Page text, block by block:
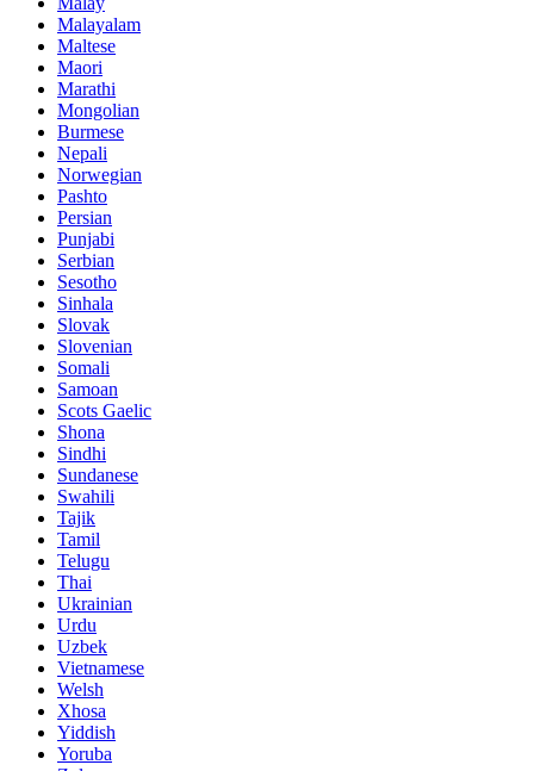
Malayalam
Maltese
Maori
Marathi
Mongolian
Burmese
Nepali
Norwegian
Pashto
Persian
Punjabi
Serbian
Sesotho
Sinhala
Slovak
Slovenian
Somali
Samoan
Scots Gaelic
Shona
Sindhi
Sundanese
Swahili
Tajik
Tamil
Telugu
Thai
Ukrainian
Urdu
Uzbek
Vietnamese
Welsh
Xhosa
Yiddish
Yoruba